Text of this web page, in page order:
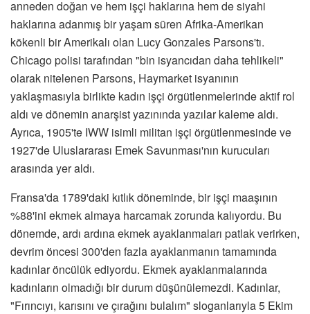
anneden doğan ve hem işçi haklarına hem de siyahi
haklarına adanmış bir yaşam süren Afrika-Amerikan
kökenli bir Amerikalı olan Lucy Gonzales Parsons'tı.
Chicago polisi tarafından "bin isyancıdan daha tehlikeli"
olarak nitelenen Parsons, Haymarket isyanının
yaklaşmasıyla birlikte kadın işçi örgütlenmelerinde aktif rol
aldı ve dönemin anarşist yazınında yazılar kaleme aldı.
Ayrıca, 1905'te IWW isimli militan işçi örgütlenmesinde ve
1927'de Uluslararası Emek Savunması'nın kurucuları
arasında yer aldı.
Fransa'da 1789'daki kıtlık döneminde, bir işçi maaşının
%88'ini ekmek almaya harcamak zorunda kalıyordu. Bu
dönemde, ardı ardına ekmek ayaklanmaları patlak verirken,
devrim öncesi 300'den fazla ayaklanmanın tamamında
kadınlar öncülük ediyordu. Ekmek ayaklanmalarında
kadınların olmadığı bir durum düşünülemezdi. Kadınlar,
"Fırıncıyı, karısını ve çırağını bulalım" sloganlarıyla 5 Ekim